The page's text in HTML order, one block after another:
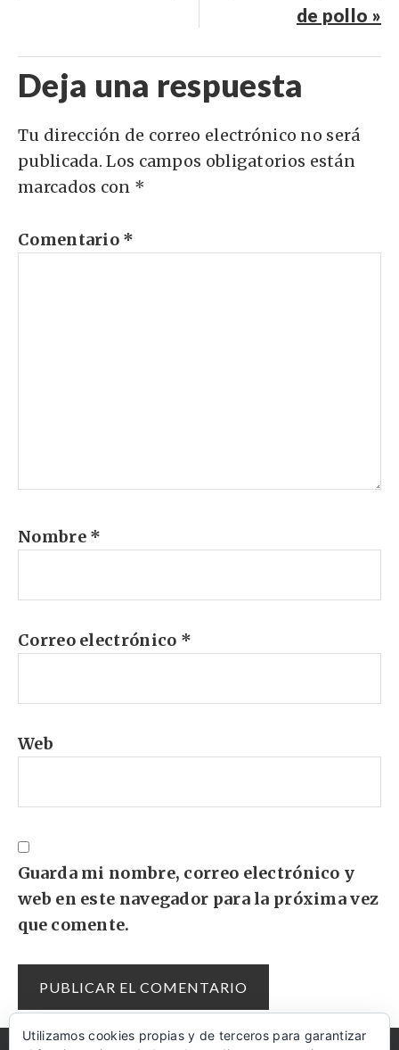
de pollo »
Deja una respuesta
Tu dirección de correo electrónico no será
publicada. Los campos obligatorios están
marcados con *
Comentario *
Nombre *
Correo electrónico *
Web
Guarda mi nombre, correo electrónico y
web en este navegador para la próxima vez
que comente.
Utilizamos cookies propias y de terceros para garantizar